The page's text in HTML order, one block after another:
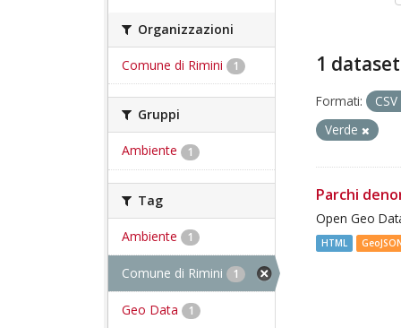
Organizzazioni
Comune di Rimini 1
Gruppi
Ambiente 1
Tag
Ambiente 1
Comune di Rimini 1
Geo Data 1
1
Formati:
CSV
Verde
Parchi
Open Geo
HTML